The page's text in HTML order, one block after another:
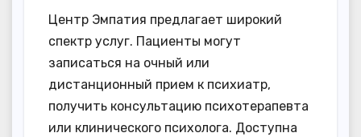
Центр Эмпатия предлагает широкий
спектр услуг. Пациенты могут
записаться на очный или
дистанционный прием к психиатр,
получить консультацию психотерапевта
или клинического психолога. Доступна